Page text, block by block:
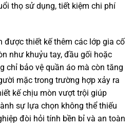
thọ sử dụng, tiết kiệm chi phí
được thiết kế thêm các lớp gia cố
như khuỷu tay, đầu gối hoặc
chỉ bảo vệ quần áo mà còn tăng
mặc trong trường hợp xảy ra
kế chịu mòn vượt trội giúp
sự lựa chọn không thể thiếu
đòi hỏi tính bền bỉ và an toàn